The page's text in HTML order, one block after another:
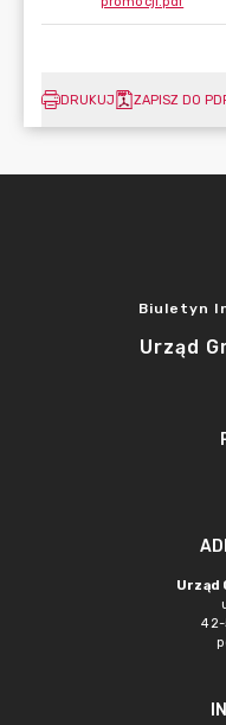
DRUKUJ ZAPISZ DO
Biuletyn
Urząd
Urząd
42-